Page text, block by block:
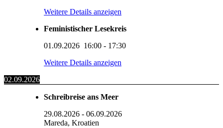
Weitere Details anzeigen
Feministischer Lesekreis
01.09.2026 16:00 - 17:30
Weitere Details anzeigen
02.09.2026
Schreibreise ans Meer
29.08.2026 - 06.09.2026
Mareda, Kroatien